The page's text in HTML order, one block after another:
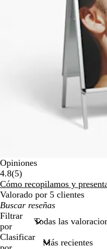
Opiniones
4.8(55
reseñas
)
Cómo recopilamos y
Valorado por 5 clientes
Mis
búsquedas
Filtrar
por
Clasificar